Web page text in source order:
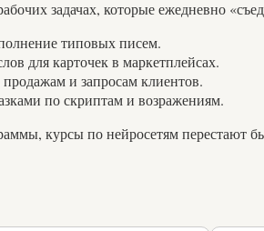
задачах, которые ежедневно
типовых писем.
для карточек в маркетплейсах.
и запросам клиентов.
по скриптам и возражениям.
курсы по нейросетям